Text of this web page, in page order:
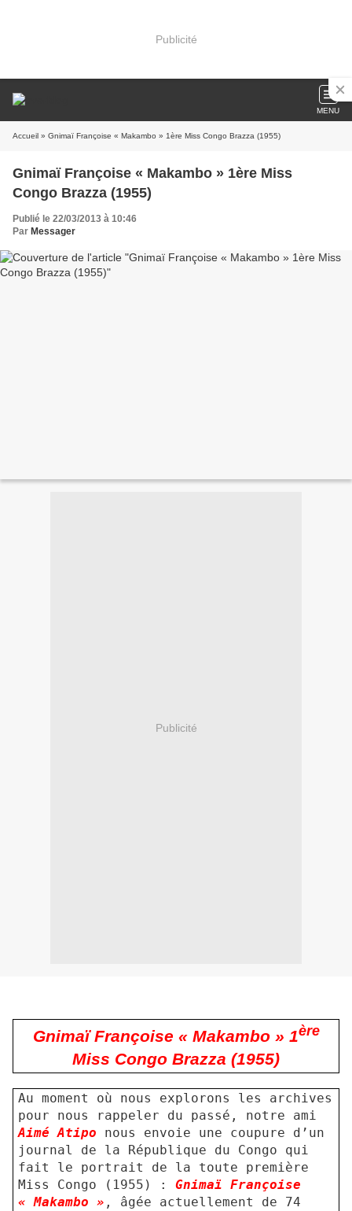
Publicité
MENU
Accueil » Gnimaï Françoise « Makambo » 1ère Miss Congo Brazza (1955)
Gnimaï Françoise « Makambo » 1ère Miss
Congo Brazza (1955)
Publié le 22/03/2013 à 10:46
Par Messager
Publicité
Gnimaï Françoise « Makambo » 1ère
Miss Congo Brazza (1955)
Au moment où nous explorons les archives
pour nous rappeler du passé, notre ami
Aimé Atipo nous envoie une coupure d’un
journal de la République du Congo qui
fait le portrait de la toute première
Miss Congo (1955) : Gnimaï Françoise
« Makambo » , âgée actuellement de 74